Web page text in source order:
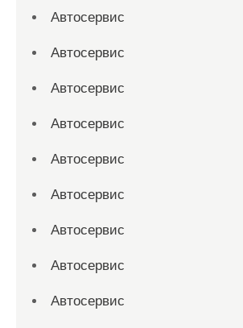
Автосервис
Автосервис
Автосервис
Автосервис
Автосервис
Автосервис
Автосервис
Автосервис
Автосервис